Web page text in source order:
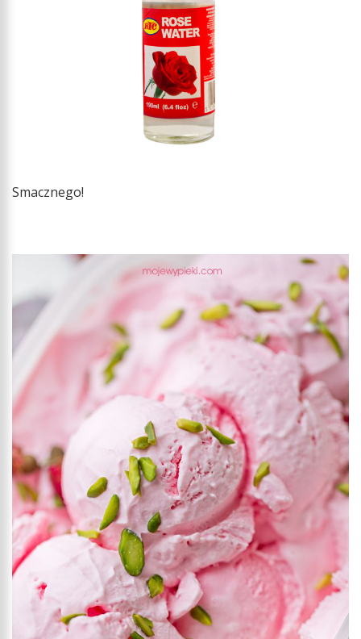
Smacznego!